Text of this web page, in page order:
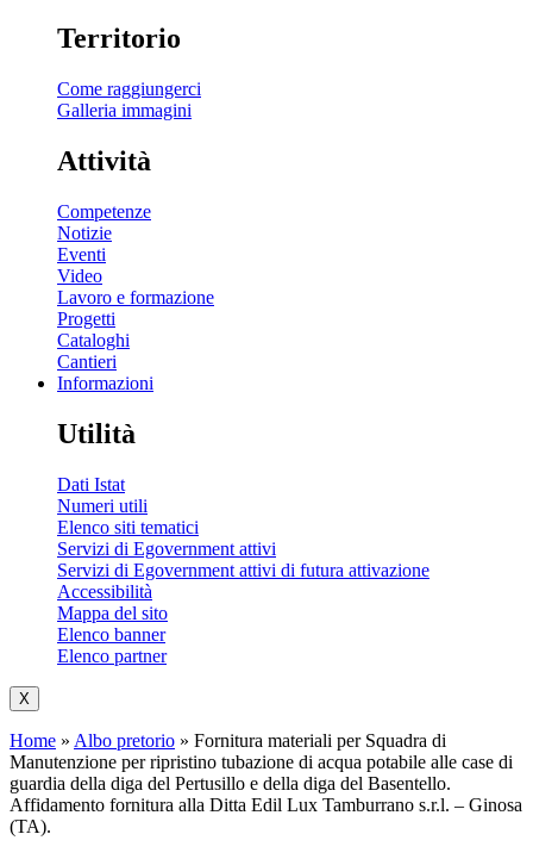
Territorio
Come raggiungerci
Galleria immagini
Attività
Competenze
Notizie
Eventi
Video
Lavoro e formazione
Progetti
Cataloghi
Cantieri
Informazioni
Utilità
Dati Istat
Numeri utili
Elenco siti tematici
Servizi di Egovernment attivi
Servizi di Egovernment attivi di futura attivazione
Accessibilità
Mappa del sito
Elenco banner
Elenco partner
X
Home » Albo pretorio » Fornitura materiali per Squadra di
Manutenzione per ripristino tubazione di acqua potabile alle case di
guardia della diga del Pertusillo e della diga del Basentello.
Affidamento fornitura alla Ditta Edil Lux Tamburrano s.r.l. – Ginosa
(TA).